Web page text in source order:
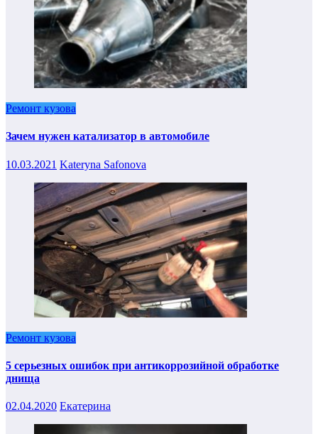
Ремонт кузова
Зачем нужен катализатор в автомобиле
10.03.2021 Kateryna Safonova
Ремонт кузова
5 серьезных ошибок при антикоррозийной обработке
днища
02.04.2020 Екатерина